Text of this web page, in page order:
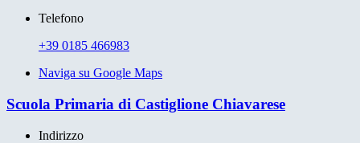
Telefono
+39 0185 466983
Naviga su Google Maps
Scuola Primaria di Castiglione Chiavarese
Indirizzo